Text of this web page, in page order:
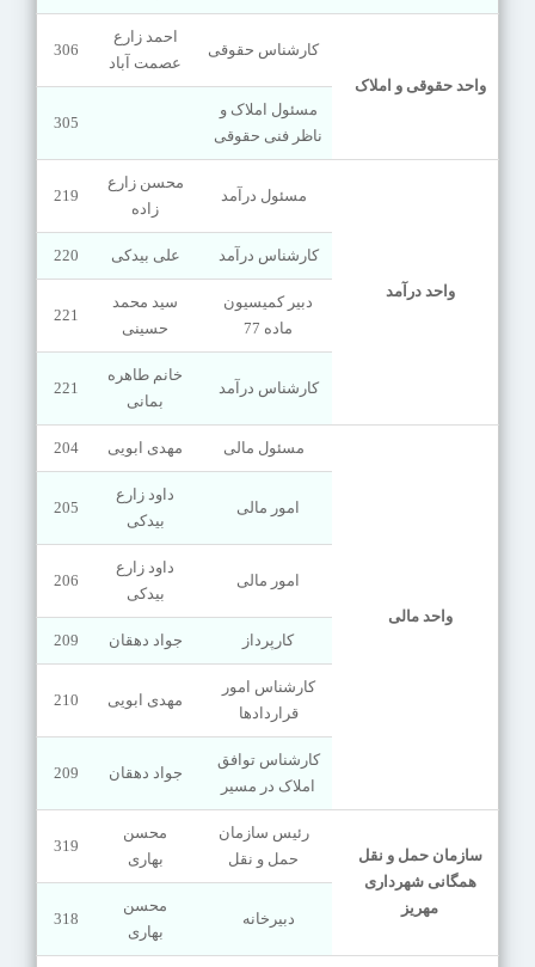
واحد حقوقی و املاک
کارشناس حقوقی
احمد زارع
عصمت آباد
306
مسئول املاک و
ناظر فنی حقوقی
305
واحد درآمد
مسئول درآمد
محسن زارع
زاده
219
کارشناس درآمد علی بیدکی 220
دبیر کمیسیون
ماده 77
سید محمد
حسینی
221
کارشناس درآمد
خانم طاهره
بمانی
221
واحد مالی
مسئول مالی مهدی ابویی 204
امور مالی
داود زارع
بیدکی
205
امور مالی
داود زارع
بیدکی
206
کارپرداز جواد دهقان 209
کارشناس امور
قراردادها
مهدی ابویی 210
کارشناس توافق
املاک در مسیر
جواد دهقان 209
سازمان حمل و نقل
همگانی شهرداری
مهریز
رئیس سازمان
حمل و نقل
محسن
بهاری
319
دبیرخانه
محسن
بهاری
318